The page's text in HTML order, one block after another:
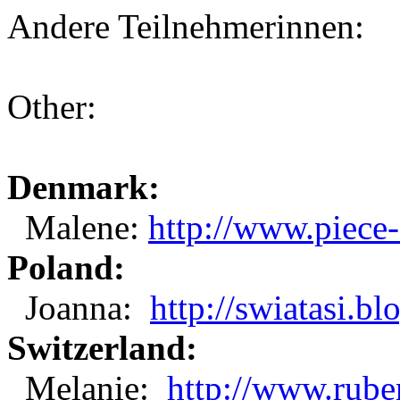
Andere Teilnehmerinnen:
Other:
Denmark:
Malene: http://
Poland:
Joanna: http://
Switzerland:
Melanie: http://